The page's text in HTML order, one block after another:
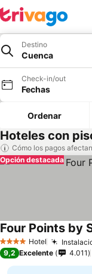
Destino
Cuenca
Check-in/out
Fechas
Ordenar
Hoteles con
Cómo los pagos
Opción destacada
4 EstrellasHotel
Four Points by
9,2 Excelente 4.011